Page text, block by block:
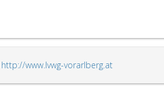
http://www.lvwg-vorarlberg.at